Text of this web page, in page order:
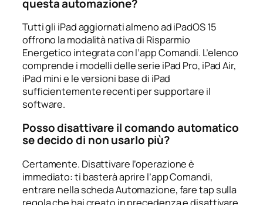
questa automazione?
Tutti gli iPad aggiornati almeno ad iPadOS 15
offrono la modalità nativa di Risparmio
Energetico integrata con l’app Comandi. L’elenco
comprende i modelli delle serie iPad Pro, iPad Air,
iPad mini e le versioni base di iPad
sufficientemente recenti per supportare il
software.
Posso disattivare il comando automatico
se decido di non usarlo più?
Certamente. Disattivare l’operazione è
immediato: ti basterà aprire l’app Comandi,
entrare nella scheda Automazione, fare tap sulla